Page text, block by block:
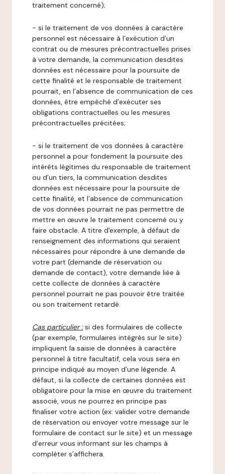
traitement concerné);
- si le traitement de vos données à caractère
personnel est nécessaire à l’exécution d’un
contrat ou de mesures précontractuelles prises
à votre demande, la communication desdites
données est nécessaire pour la poursuite de
cette finalité et le responsable de traitement
pourrait, en l’absence de communication de ces
données, être empêché d’exécuter ses
obligations contractuelles ou les mesures
précontractuelles précitées;
- si le traitement de vos données à caractère
personnel a pour fondement la poursuite des
intérêts légitimes du responsable de traitement
ou d’un tiers, la communication desdites
données est nécessaire pour la poursuite de
cette finalité, et l’absence de communication
de vos données pourrait ne pas permettre de
mettre en œuvre le traitement concerné ou y
faire obstacle. A titre d'exemple, à défaut de
renseignement des informations qui seraient
nécessaires pour répondre à une demande de
votre part (demande de réservation ou
demande de contact), votre demande liée à
cette collecte de données à caractère
personnel pourrait ne pas pouvoir être traitée
ou son traitement retardé.
Cas particulier : si des formulaires de collecte
(par exemple, formulaires intégrés sur le site)
impliquent la saisie de données à caractère
personnel à titre facultatif, cela vous sera en
principe indiqué au moyen d’une légende. A
défaut, si la collecte de certaines données est
obligatoire pour la mise en œuvre du traitement
associé, vous ne pourrez en principe pas
finaliser votre action (ex: valider votre demande
de réservation ou envoyer votre message sur le
formulaire de contact sur le site) et un message
d’erreur vous informant sur les champs à
compléter s’affichera.